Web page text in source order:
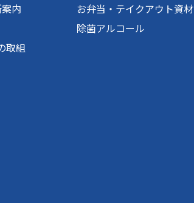
内
取組
お弁当・テイクアウト資材
除菌アルコール